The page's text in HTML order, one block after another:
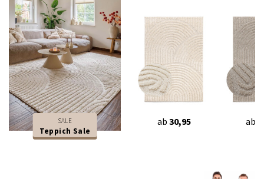
SALE
Teppich Sale
ab 30,95 ab